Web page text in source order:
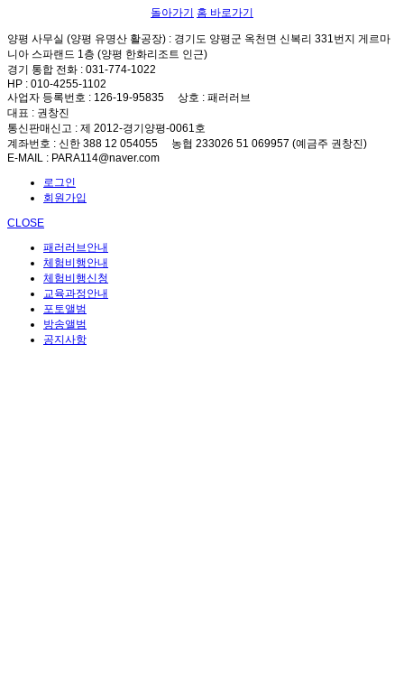
돌아가기 홈 바로가기
양평 사무실 (양평 유명산 활공장) : 경기도 양평군 옥천면 신복리 331번지 게르마
니아 스파랜드 1층 (양평 한화리조트 인근)
경기 통합 전화 : 031-774-1022
HP : 010-4255-1102
사업자 등록번호 : 126-19-95835 상호 : 패러러브
대표 : 권창진
통신판매신고 : 제 2012-경기양평-0061호
계좌번호 : 신한 388 12 054055 농협 233026 51 069957 (예금주 권창진)
E-MAIL : PARA114@naver.com
로그인
회원가입
CLOSE
패러러브안내
체험비행안내
체험비행신청
교육과정안내
포토앨범
방송앨범
공지사항